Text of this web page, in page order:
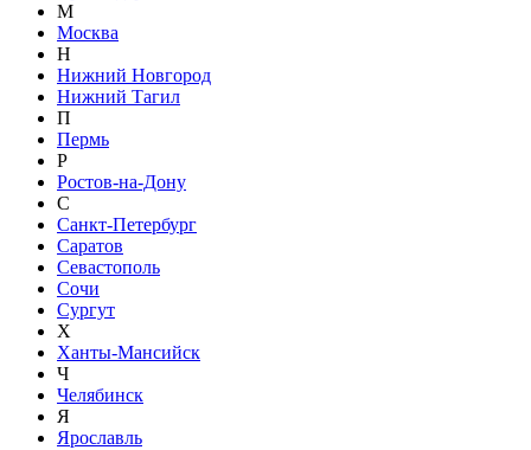
М
Москва
Н
Нижний Новгород
Нижний Тагил
П
Пермь
Р
Ростов-на-Дону
С
Санкт-Петербург
Саратов
Севастополь
Сочи
Сургут
Х
Ханты-Мансийск
Ч
Челябинск
Я
Ярославль